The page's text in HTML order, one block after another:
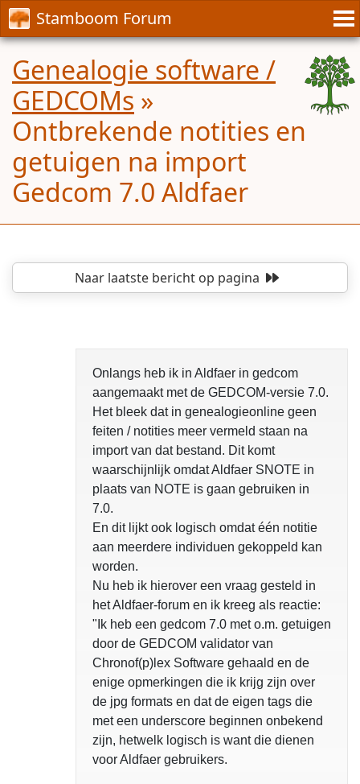
Stamboom Forum
Genealogie software /
GEDCOMs »
Ontbrekende notities en
getuigen na import
Gedcom 7.0 Aldfaer
Naar laatste berichtop pagina
Onlangs heb ik in Aldfaer in gedcom
aangemaakt met de GEDCOM-versie 7.0.
Het bleek dat in genealogieonline geen
feiten / notities meer vermeld staan na
import van dat bestand. Dit komt
waarschijnlijk omdat Aldfaer SNOTE in
plaats van NOTE is gaan gebruiken in
7.0.
En dit lijkt ook logisch omdat één notitie
aan meerdere individuen gekoppeld kan
worden.
Nu heb ik hierover een vraag gesteld in
het Aldfaer-forum en ik kreeg als reactie:
"Ik heb een gedcom 7.0 met o.m. getuigen
door de GEDCOM validator van
Chronof(p)lex Software gehaald en de
enige opmerkingen die ik krijg zijn over
de jpg formats en dat de eigen tags die
met een underscore beginnen onbekend
zijn, hetwelk logisch is want die dienen
voor Aldfaer gebruikers.